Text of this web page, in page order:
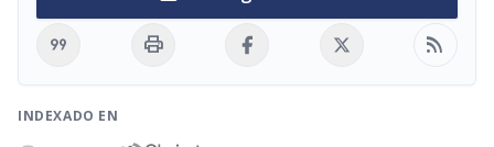
format_quote print rss_feed
INDEXADO EN